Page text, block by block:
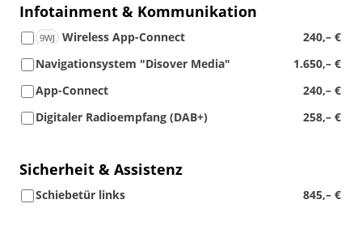
Infotainment & Kommunikation
9WJ 240,– €
Wireless App-Connect
1.650,– €
Navigationsystem "Disover Media"
240,– €
App-Connect
258,– €
Digitaler Radioempfang (DAB+)
Sicherheit & Assistenz
845,– €
Schiebetür links